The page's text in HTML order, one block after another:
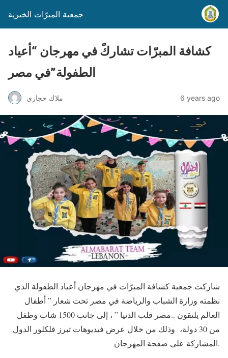
جمعية المبرّات الخيرية
كشافة المبرّات تشاركً في مهرجان “أعياد
الطفولة”في مصر
ملاك حجازي 6 years ago
شاركت جمعية كشافة المبرّات في مهرجان أعياد الطفولة الذي
نظمته وزارة الشباب والرياضة في مصر تحت شعار ” أطفال
العالم يلتقون ..مصر قلب الدنيا ” ، إلى جانب 1500 شاب وطفل
من 30 دولة، وذلك من خلال عرض فيديوهات تبرز فلكلور الدول
المشاركة على صفحة المهرجان.